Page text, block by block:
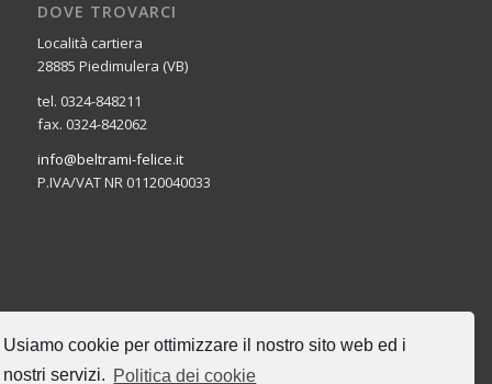
Usiamo cookie per ottimizzare il nostro sito web ed i
nostri servizi. Politica dei cookie
DOVE TROVARCI
Località cartiera
28885 Piedimulera (VB)
tel. 0324-848211
fax. 0324-842062
info@beltrami-felice.it
P.IVA/VAT NR 01120040033
CERCA NEL SITO